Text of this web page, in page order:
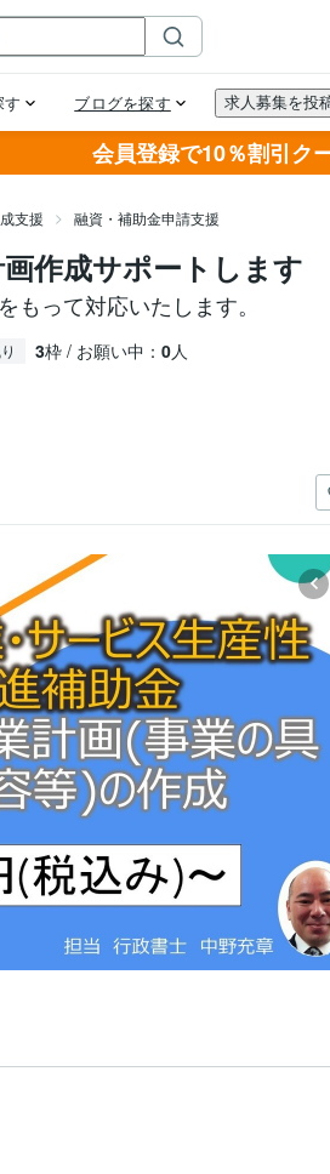
会員登録で10％割引ク
支援 融資・補助金申請支援
作成サポートします
もって対応いたします。
3枠 / お願い中： 0人